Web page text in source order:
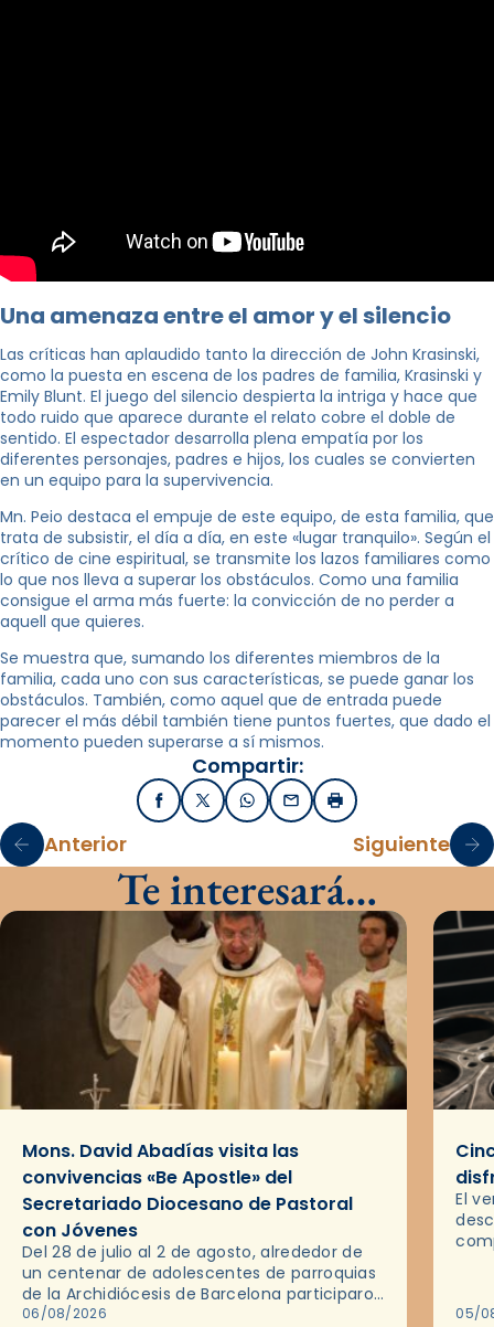
Una amenaza entre el amor y el silencio
Las críticas han aplaudido tanto la dirección de John Krasinski,
como la puesta en escena de los padres de familia, Krasinski y
Emily Blunt. El juego del silencio despierta la intriga y hace que
todo ruido que aparece durante el relato cobre el doble de
sentido. El espectador desarrolla plena empatía por los
diferentes personajes, padres e hijos, los cuales se convierten
en un equipo para la supervivencia.
Mn. Peio destaca el empuje de este equipo, de esta familia, que
trata de subsistir, el día a día, en este «lugar tranquilo». Según el
crítico de cine espiritual, se transmite los lazos familiares como
lo que nos lleva a superar los obstáculos. Como una familia
consigue el arma más fuerte: la convicción de no perder a
aquell que quieres.
Se muestra que, sumando los diferentes miembros de la
familia, cada uno con sus características, se puede ganar los
obstáculos. También, como aquel que de entrada puede
parecer el más débil también tiene puntos fuertes, que dado el
momento pueden superarse a sí mismos.
Compartir:
FacebookX / TwitterWhatsApp
EmailImprimir
Anterior Siguiente
Te interesará…
Mons. David Abadías visita las
convivencias «Be Apostle» del
Secretariado Diocesano de Pastoral
con Jóvenes
Del 28 de julio al 2 de agosto, alrededor de
un centenar de adolescentes de parroquias
de la Archidiócesis de Barcelona participaron
en las convivencias Be Apostle, organizadas
06/08/2026
El
05/